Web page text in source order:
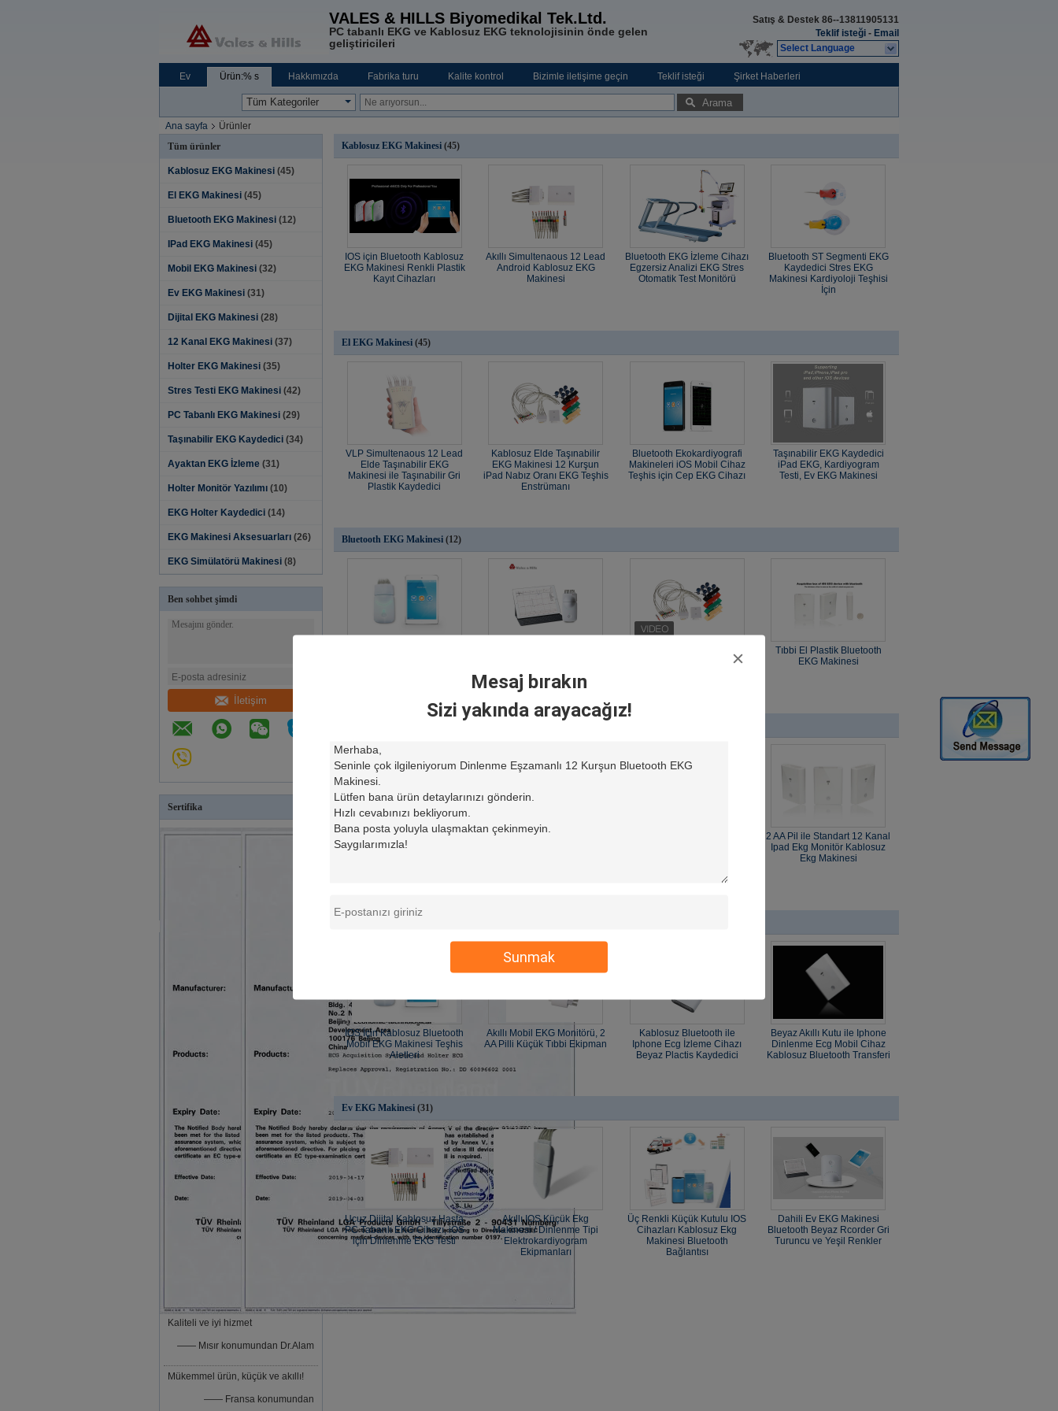
Mesaj bırakın
Sizi yakında arayacağız!
Sunmak
VALES & HILLS Biyomedikal Tek.Ltd.
PC tabanlı EKG ve Kablosuz EKG teknolojisinin önde gelen
geliştiricileri
Satış & Destek 86--13811905131
Teklif isteği - Email
Select Language
Ev Ürün:% s Hakkımızda Fabrika turu Kalite kontrol Bizimle iletişime geçin Teklif isteği Şirket Haberleri
Arama
Ana sayfa
Ürünler
Tüm ürünler
Kablosuz EKG Makinesi (45)
El EKG Makinesi (45)
Bluetooth EKG Makinesi (12)
IPad EKG Makinesi (45)
Mobil EKG Makinesi (32)
Ev EKG Makinesi (31)
Dijital EKG Makinesi (28)
12 Kanal EKG Makinesi (37)
Holter EKG Makinesi (35)
Stres Testi EKG Makinesi (42)
PC Tabanlı EKG Makinesi (29)
Taşınabilir EKG Kaydedici (34)
Ayaktan EKG İzleme (31)
Holter Monitör Yazılımı‎ (10)
EKG Holter Kaydedici (14)
EKG Makinesi Aksesuarları (26)
EKG Simülatörü Makinesi (8)
Ben sohbet şimdi
İletişim
Sertifika
Kaliteli ve iyi hizmet
—— Mısır konumundan Dr.Alam
Mükemmel ürün, küçük ve akıllı!
—— Fransa konumundan
Kablosuz EKG Makinesi (45)
IOS için Bluetooth Kablosuz
EKG Makinesi Renkli Plastik
Kayıt Cihazları
Akıllı Simultenaous 12 Lead
Android Kablosuz EKG
Makinesi
Bluetooth EKG İzleme Cihazı
Egzersiz Analizi EKG Stres
Otomatik Test Monitörü
Bluetooth ST Segmenti EKG
Kaydedici Stres EKG
Makinesi Kardiyoloji Teşhisi
İçin
El EKG Makinesi (45)
VLP Simultenaous 12 Lead
Elde Taşınabilir EKG
Makinesi ile Taşınabilir Gri
Plastik Kaydedici
Kablosuz Elde Taşınabilir
EKG Makinesi 12 Kurşun
iPad Nabız Oranı EKG Teşhis
Enstrümanı
Bluetooth Ekokardiyografi
Makineleri iOS Mobil Cihaz
Teşhis için Cep EKG Cihazı
Taşınabilir EKG Kaydedici
iPad EKG, Kardiyogram
Testi, Ev EKG Makinesi
Bluetooth EKG Makinesi (12)
Kaydedici Bluetooth EKG
Tıbbi El Plastik Bluetooth
EKG Makinesi
İlk Yardım FDA, Beyaz Akıllı
12 uçlu EKG&#39;yi iPad
Beyaz Küçük Plastik Kutulu
2 AA Pil ile Standart 12 Kanal
Ipad Ekg Monitör Kablosuz
Ekg Makinesi
IOS İçin Kablosuz Bluetooth
Mobil EKG Makinesi Teşhis
Aletleri
Akıllı Mobil EKG Monitörü, 2
AA Pilli Küçük Tıbbi Ekipman
Kablosuz Bluetooth ile
Iphone Ecg İzleme Cihazı
Beyaz Plactis Kaydedici
Beyaz Akıllı Kutu ile Iphone
Dinlenme Ecg Mobil Cihaz
Kablosuz Bluetooth Transferi
Ev EKG Makinesi (31)
Ucuz Dijital Kablosuz Hasta
PC Tabanlı EKG Cihazı, iOS
için Dinlenme EKG Testi
Akıllı IOS Küçük Ekg
Makinesi / Dinlenme Tipi
Elektrokardiyogram
Ekipmanları
Üç Renkli Küçük Kutulu IOS
Cihazları Kablosuz Ekg
Makinesi Bluetooth
Bağlantısı
Dahili Ev EKG Makinesi
Bluetooth Beyaz Rcorder Gri
Turuncu ve Yeşil Renkler